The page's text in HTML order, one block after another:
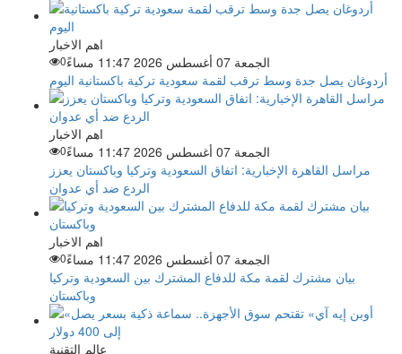
اهم الاخبار
الجمعة 07 أغسطس 2026 11:47 مساءً
0
أردوغان يصل جدة وسط ترقب لقمة سعودية تركية باكستانية اليوم
اهم الاخبار
الجمعة 07 أغسطس 2026 11:47 مساءً
0
مراسل القاهرة الإخبارية: اتفاق السعودية وتركيا وباكستان يعزز
الردع ضد أي عدوان
اهم الاخبار
الجمعة 07 أغسطس 2026 11:47 مساءً
0
بيان مشترك لقمة مكة للدفاع المشترك بين السعودية وتركيا
وباكستان
عالم التقنية